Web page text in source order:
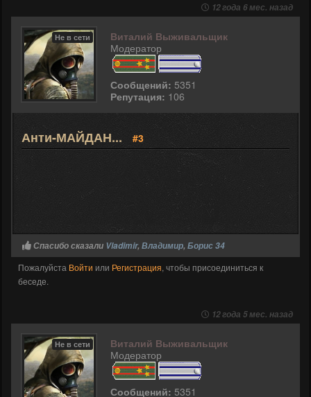
12 года 6 мес. назад
Не в сети
Виталий Выживальщик
Модератор
Сообщений: 5351
Репутация: 106
Анти-МАЙДАН... #3
Спасибо сказали Vladimir, Владимир, Борис 34
Пожалуйста Войти или Регистрация, чтобы присоединиться к
беседе.
12 года 5 мес. назад
Не в сети
Виталий Выживальщик
Модератор
Сообщений: 5351